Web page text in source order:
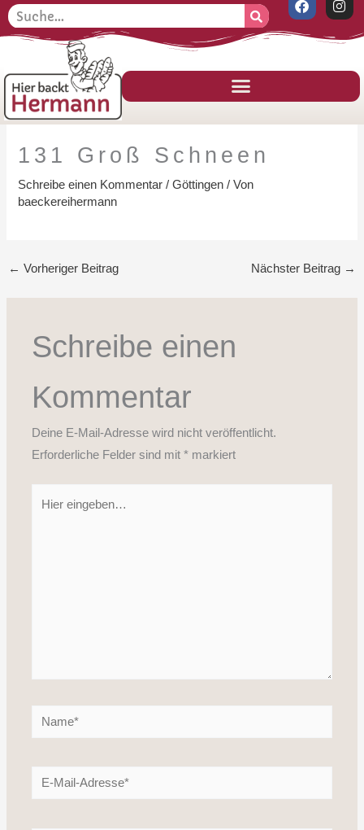
Zum
Inhalt
F
a
c
o
k
I
n
t
g
a
Suche
131 Groß Schneen
Schreibe einen Kommentar /Göttingen / Von
baeckereihermann
← Vorheriger Beitrag Nächster Beitrag →
Schreibe einen
Kommentar
Deine E-Mail-Adresse wird nicht veröffentlicht.
Erforderliche Felder sind mit* markiert
Name*
E-
Mail-
S
u
h
e
n